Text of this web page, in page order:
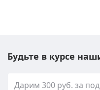
Будьте в курсе